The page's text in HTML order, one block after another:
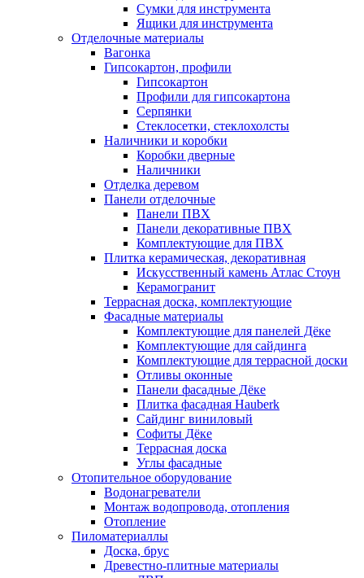
Сумки для инструмента
Ящики для инструмента
Отделочные материалы
Вагонка
Гипсокартон, профили
Гипсокартон
Профили для гипсокартона
Серпянки
Стеклосетки, стеклохолсты
Наличники и коробки
Коробки дверные
Наличники
Отделка деревом
Панели отделочные
Панели ПВХ
Панели декоративные ПВХ
Комплектующие для ПВХ
Плитка керамическая, декоративная
Искусственный камень Атлас Стоун
Керамогранит
Террасная доска, комплектующие
Фасадные материалы
Комплектующие для панелей Дёке
Комплектующие для сайдинга
Комплектующие для террасной доски
Отливы оконные
Панели фасадные Дёке
Плитка фасадная Hauberk
Сайдинг виниловый
Софиты Дёке
Террасная доска
Углы фасадные
Отопительное оборудование
Водонагреватели
Монтаж водопровода, отопления
Отопление
Пиломатериаллы
Доска, брус
Древестно-плитные материалы